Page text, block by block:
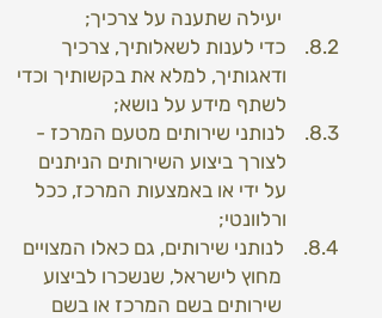
יעילה שתענה על צרכיך;
ודאגותיך, למלא את בקשותיך וכדי
לשתף מידע על נושא;
לצורך ביצוע השירותים הניתנים
על ידי או באמצעות המרכז, ככל
ורלוונטי;
מחוץ לישראל, שנשכרו לביצוע
שירותים בשם המרכז או בשם